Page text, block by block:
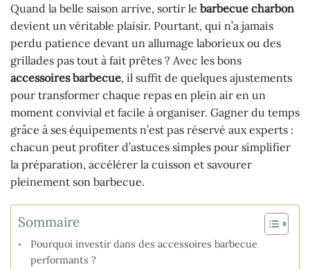
Quand la belle saison arrive, sortir le barbecue charbon
devient un véritable plaisir. Pourtant, qui n’a jamais
perdu patience devant un allumage laborieux ou des
grillades pas tout à fait prêtes ? Avec les bons
accessoires barbecue, il suffit de quelques ajustements
pour transformer chaque repas en plein air en un
moment convivial et facile à organiser. Gagner du temps
grâce à ses équipements n’est pas réservé aux experts :
chacun peut profiter d’astuces simples pour simplifier
la préparation, accélérer la cuisson et savourer
pleinement son barbecue.
Sommaire
Pourquoi investir dans des accessoires barbecue
performants ?